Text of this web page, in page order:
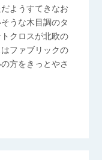
ようすてきなお
うな木目調のタ
クロスが北欧の
ファブリックの
方をきっとやさ